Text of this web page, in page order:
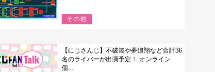
その他
【にじさんじ】不破湊や夢追翔など合計36
名のライバーが出演予定！ オンライン
個...